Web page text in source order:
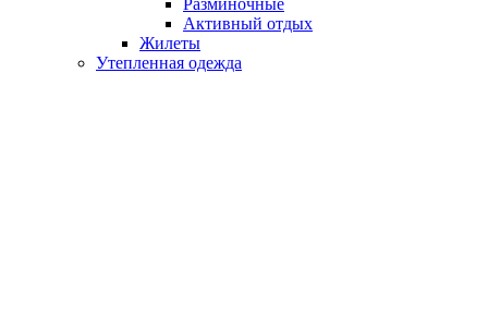
Разминочные
Активный отдых
Жилеты
Утепленная одежда